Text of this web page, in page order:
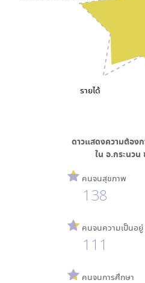
รายได้
ดาวแสดงความต้อง
ใน อ.กระนวน
คนจนสุขภาพ
138
คนจนความเป็นอยู่
111
คนจนการศึกษา